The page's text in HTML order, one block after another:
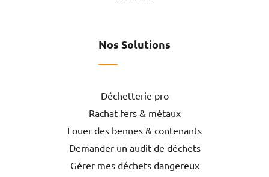
Nos Solutions
Déchetterie pro
Rachat fers & métaux
Louer des bennes & contenants
Demander un audit de déchets
Gérer mes déchets dangereux